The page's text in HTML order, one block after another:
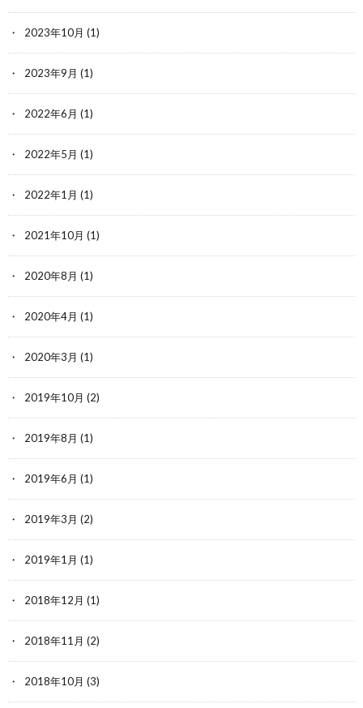
2023年10月 (1)
2023年9月 (1)
2022年6月 (1)
2022年5月 (1)
2022年1月 (1)
2021年10月 (1)
2020年8月 (1)
2020年4月 (1)
2020年3月 (1)
2019年10月 (2)
2019年8月 (1)
2019年6月 (1)
2019年3月 (2)
2019年1月 (1)
2018年12月 (1)
2018年11月 (2)
2018年10月 (3)